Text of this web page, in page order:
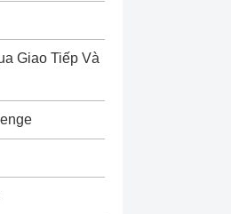
Giao Tiếp Và